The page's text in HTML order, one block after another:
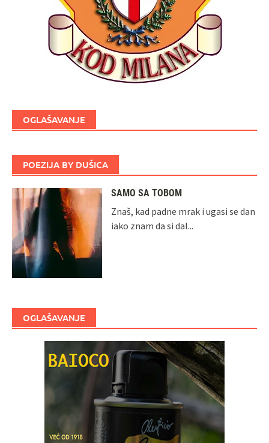
OGLAŠAVANJE
POEZIJA BY DUŠICA
SAMO SA TOBOM
Znaš, kad padne mrak i ugasi se dan
iako znam da si dal...
OGLAŠAVANJE